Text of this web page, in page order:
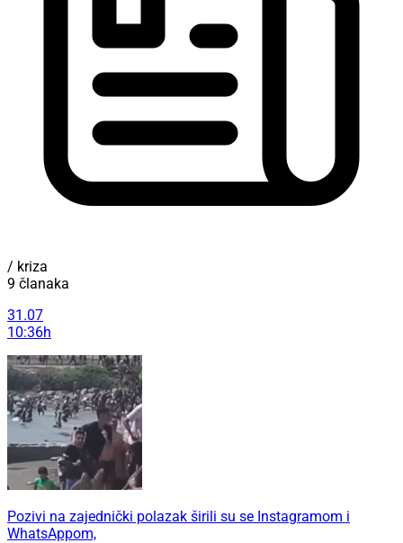
/ kriza
9 članaka
31.07
10:36h
Pozivi na zajednički polazak širili su se Instagramom i
WhatsAppom,